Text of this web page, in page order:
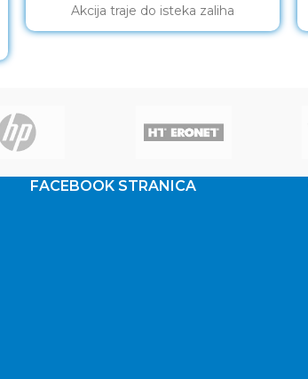
Akcija traje do isteka zaliha
FACEBOOK STRANICA